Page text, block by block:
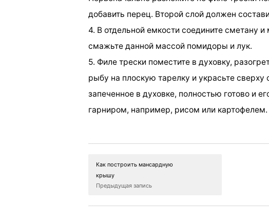
добавить перец. Второй слой должен
4. В отдельной емкости соедините сметану
смажьте данной массой помидоры и лук.
5. Филе трески поместите в духовку,
рыбу на плоскую тарелку и украсьте
запеченное в духовке, полностью готово и
гарниром, например, рисом или картофелем.
Как построить мансардную
крышу
Предыдущая запись